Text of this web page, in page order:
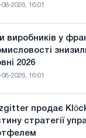
08-2026, 16:01
виробників у
2026
08-2026, 16:01
продає
стратегії